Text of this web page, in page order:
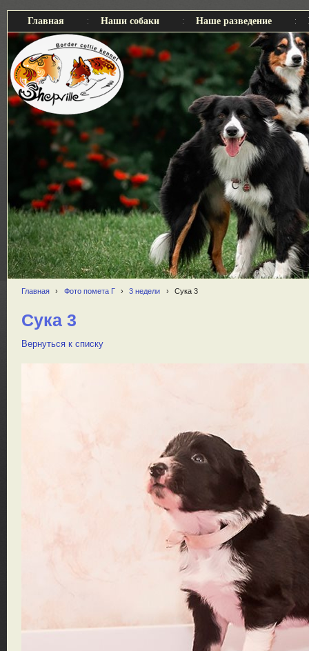
Главная Наши собаки Наше разведение
Главная › Фото помета Г › 3 недели › Сука 3
Сука 3
Вернуться к списку